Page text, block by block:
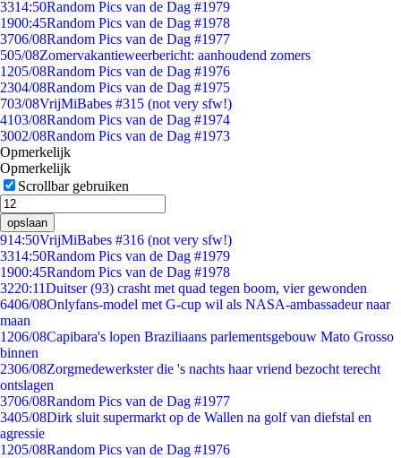
3314:50Random Pics van de Dag #1979
1900:45Random Pics van de Dag #1978
3706/08Random Pics van de Dag #1977
505/08Zomervakantieweerbericht: aanhoudend zomers
1205/08Random Pics van de Dag #1976
2304/08Random Pics van de Dag #1975
703/08VrijMiBabes #315 (not very sfw!)
4103/08Random Pics van de Dag #1974
3002/08Random Pics van de Dag #1973
Opmerkelijk
Opmerkelijk
Scrollbar gebruiken
opslaan
914:50VrijMiBabes #316 (not very sfw!)
3314:50Random Pics van de Dag #1979
1900:45Random Pics van de Dag #1978
3220:11Duitser (93) crasht met quad tegen boom, vier gewonden
6406/08Onlyfans-model met G-cup wil als NASA-ambassadeur naar
maan
1206/08Capibara's lopen Braziliaans parlementsgebouw Mato Grosso
binnen
2306/08Zorgmedewerkster die 's nachts haar vriend bezocht terecht
ontslagen
3706/08Random Pics van de Dag #1977
3405/08Dirk sluit supermarkt op de Wallen na golf van diefstal en
agressie
1205/08Random Pics van de Dag #1976